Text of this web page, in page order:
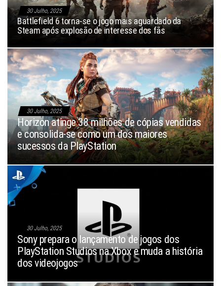
30 Julho, 2025
Battlefield 6 torna-se o jogo mais aguardado da
Steam após explosão de interesse dos fãs
30 Julho, 2025
Horizon atinge 38 milhões de cópias vendidas
e consolida-se como um dos maiores
sucessos da PlayStation
30 Julho, 2025
Sony prepara o lançamento de jogos dos
PlayStation Studios na Xbox e muda a história
dos videojogos